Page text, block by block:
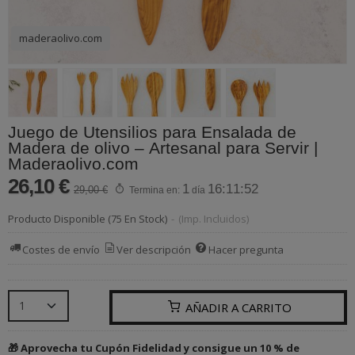
maderaolivo.com
Juego de Utensilios para Ensalada de
Madera de olivo – Artesanal para Servir |
Maderaolivo.com
26,10 € 29,00 € Termina en: 1 día 16:11:52
Producto Disponible (75 En Stock) - (Imp. Incluidos)
Costes de envío Ver descripción Hacer pregunta
AÑADIR A CARRITO
🎁 Aprovecha tu Cupón Fidelidad y consigue un 10 % de